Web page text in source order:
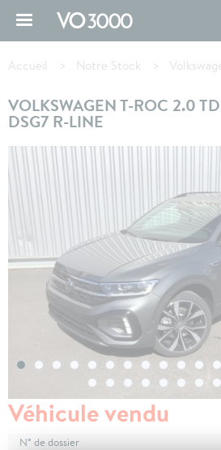
d'Ariane
Accueil Notre Stock
VOLKSWAGEN T-ROC 2.0
DSG7 R-LINE
Véhicule vendu
N° de dossier